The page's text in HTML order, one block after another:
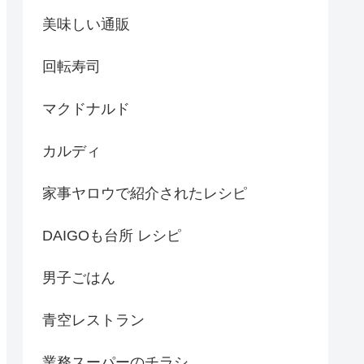
美味しい通販
回転寿司
マクドナルド
カルディ
家事ヤロウで紹介されたレシピ
DAIGOも台所 レシピ
男子ごはん
青空レストラン